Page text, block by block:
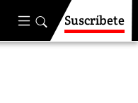
Suscríbete